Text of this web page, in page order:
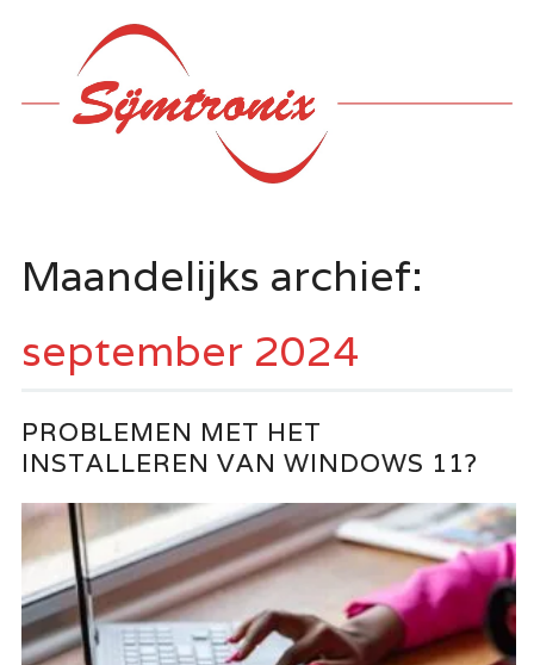
Hoofdmenu
Maandelijks archief:
september 2024
PROBLEMEN MET HET
INSTALLEREN VAN WINDOWS 11?